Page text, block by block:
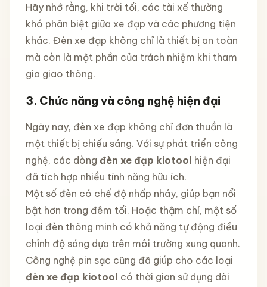
Hãy nhớ rằng, khi trời tối, các tài xế thường
khó phân biệt giữa xe đạp và các phương tiện
khác. Đèn xe đạp không chỉ là thiết bị an toàn
mà còn là một phần của trách nhiệm khi tham
gia giao thông.
3. Chức năng và công nghệ hiện đại
Ngày nay, đèn xe đạp không chỉ đơn thuần là
một thiết bị chiếu sáng. Với sự phát triển công
nghệ, các dòng đèn xe đạp kiotool hiện đại
đã tích hợp nhiều tính năng hữu ích.
Một số đèn có chế độ nhấp nháy, giúp bạn nổi
bật hơn trong đêm tối. Hoặc thậm chí, một số
loại đèn thông minh có khả năng tự động điều
chỉnh độ sáng dựa trên môi trường xung quanh.
Công nghệ pin sạc cũng đã giúp cho các loại
đèn xe đạp kiotool có thời gian sử dụng dài